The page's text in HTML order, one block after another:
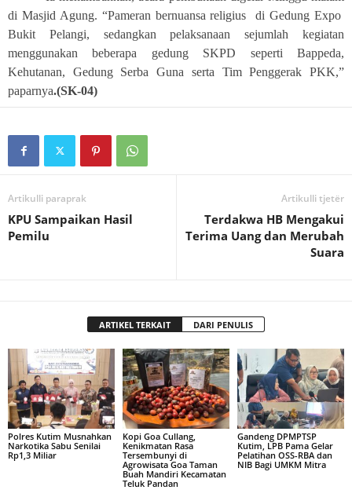
di Masjid Agung. “Pameran bernuansa religius
di Gedung Expo
Bukit Pelangi, sedangkan pelaksanaan sejumlah kegiatan
menggunakan beberapa gedung SKPD seperti Bappeda,
Kehutanan, Gedung Serba Guna serta Tim Penggerak PKK,”
paparnya.(SK-04)
Artikulli paraprak
KPU Sampaikan Hasil
Pemilu
Artikulli tjetër
Terdakwa HB Mengakui
Terima Uang dan Merubah
Suara
ARTIKEL TERKAIT DARI PENULIS
Polres Kutim Musnahkan
Narkotika Sabu Senilai
Rp1,3 Miliar
Kopi Goa Cullang,
Kenikmatan Rasa
Tersembunyi di
Agrowisata Goa Taman
Buah Mandiri Kecamatan
Teluk Pandan
Gandeng DPMPTSP
Kutim, LPB Pama Gelar
Pelatihan OSS-RBA dan
NIB Bagi UMKM Mitra